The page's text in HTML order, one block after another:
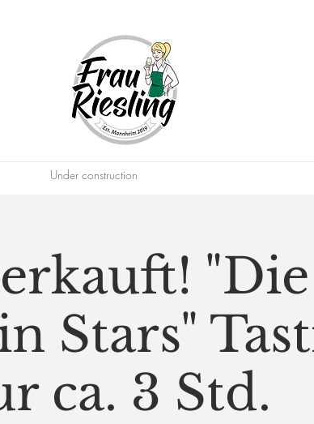
Under construction
"Die
Stars"
ca. 3 Std.